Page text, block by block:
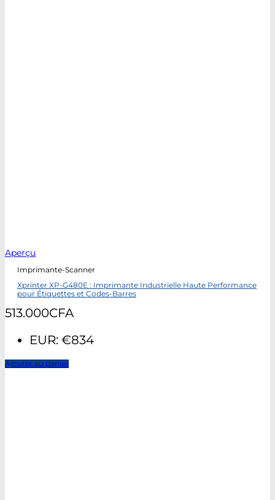
Aperçu
Imprimante-Scanner
Xprinter XP-G480E : Imprimante Industrielle Haute Performance
pour Étiquettes et Codes-Barres
513.000CFA
EUR: €834
Ajouter au panier